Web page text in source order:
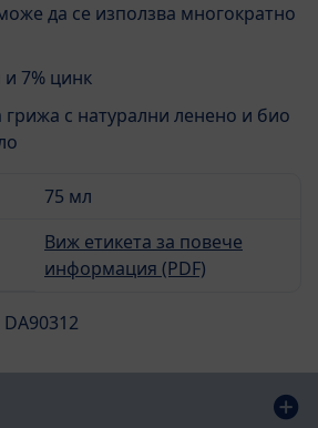
да се използва многократно
7% цинк
с натурални ленено и био
75 мл
Виж етикета за повече
информация (PDF)